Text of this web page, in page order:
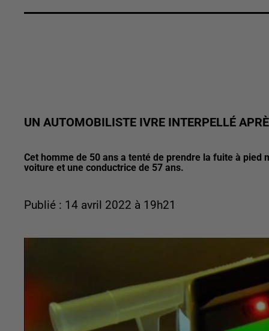
UN AUTOMOBILISTE IVRE INTERPELLÉ
Cet homme de 50 ans a tenté de prendre la fuite à
voiture et une conductrice de 57 ans.
Publié : 14 avril 2022 à 19h21